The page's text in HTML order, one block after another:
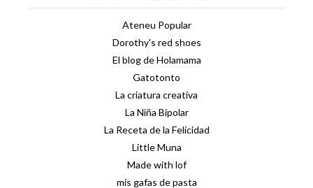
Ateneu Popular
Dorothy's red shoes
El blog de Holamama
Gatotonto
La criatura creativa
La Niña Bipolar
La Receta de la Felicidad
Little Muna
Made with lof
mis gafas de pasta